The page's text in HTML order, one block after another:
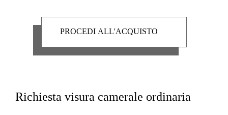
Richiesta visura camerale ordinaria